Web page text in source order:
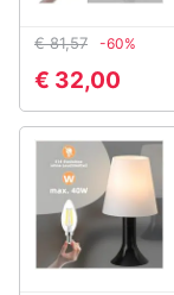
€ 81,57 -60%
€ 32,00